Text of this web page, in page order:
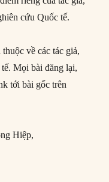
cứu Quốc tế.
về các tác giả,
Mọi bài đăng lại,
tới bài gốc trên
Hiệp,